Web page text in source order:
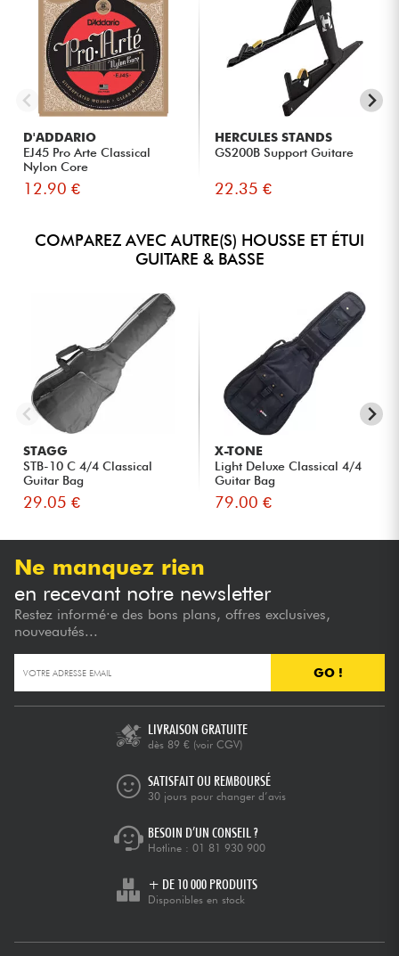
D'ADDARIO
EJ45 Pro Arte Classical
Nylon Core
12.90 €
HERCULES STANDS
GS200B Support Guitare
22.35 €
COMPAREZ AVEC AUTRE(S) HOUSSE ET ÉTUI
GUITARE & BASSE
STAGG
STB-10 C 4/4 Classical
Guitar Bag
29.05 €
X-TONE
Light Deluxe Classical 4/4
Guitar Bag
79.00 €
Ne manquez rien
en recevant notre newsletter
Restez informé·e des bons plans, offres exclusives,
nouveautés...
GO !
LIVRAISON GRATUITE
dès 89 € (voir CGV)
SATISFAIT OU REMBOURSÉ
30 jours pour changer d’avis
BESOIN D’UN CONSEIL ?
Hotline : 01 81 930 900
+ DE 10 000 PRODUITS
Disponibles en stock